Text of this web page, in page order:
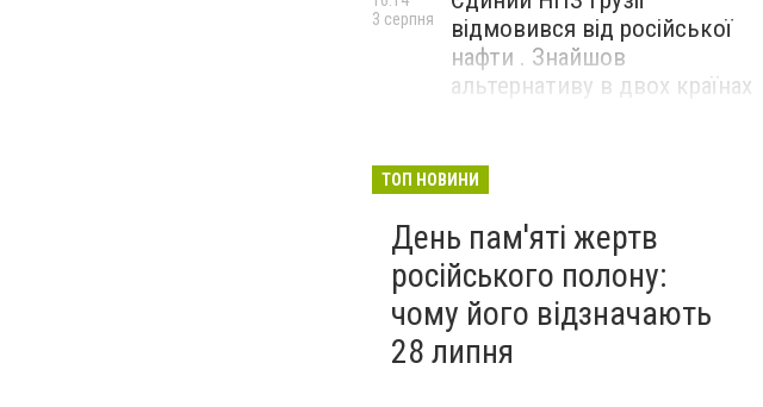
відмовився від російської
нафти . Знайшов
альтернативу в двох країнах
3 серпня
ЗСУ на Wildberries . 200 млрд
рф
3 серпня
ТОП НОВИНИ
День пам'яті жертв
російського полону:
чому його відзначають
28 липня